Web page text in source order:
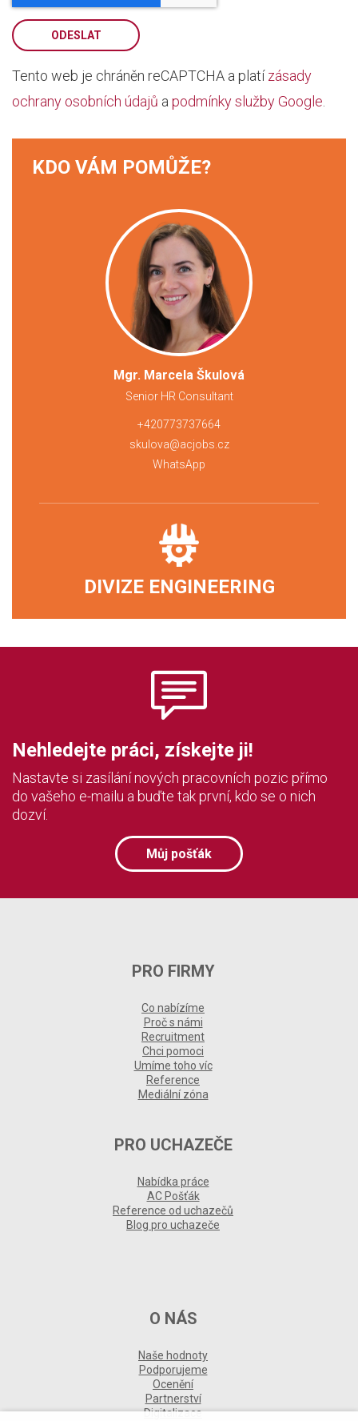
ODESLAT
Tento web je chráněn reCAPTCHA a platízásady
ochrany osobních údajů a podmínky služby Google
KDO VÁM POMŮŽE?
Mgr. Marcela Škulová
Senior HR Consultant
+420773737664
skulova@acjobs.cz
WhatsApp
DIVIZE ENGINEERING
Nehledejte práci, získejte ji!
Nastavte si zasílání nových pracovních pozic přímo
do vašeho e-mailu a buďte tak první, kdo se o nich
dozví.
Můj pošťák
PRO FIRMY
Co nabízíme
Proč s námi
Recruitment
Chci pomoci
Umíme toho víc
Reference
Mediální zóna
PRO UCHAZEČE
Nabídka práce
AC Pošťák
Reference od uchazečů
Blog pro uchazeče
O NÁS
Naše hodnoty
Podporujeme
Ocenění
Partnerství
Digitalizace